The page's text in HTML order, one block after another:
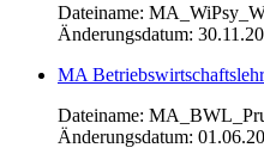
Dateiname:
Änderungsdatum:
MA
Dateiname:
Änderungsdatum: